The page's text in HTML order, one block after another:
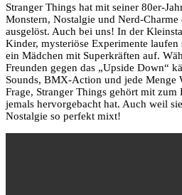
Stranger Things hat mit seiner 80er-
Monstern, Nostalgie und Nerd-
ausgelöst. Auch bei uns! In der
Kinder, mysteriöse Experimente
ein Mädchen mit Superkräften auf.
Freunden gegen das „Upside Down“
Sounds, BMX-Action und jede Menge
Frage, Stranger Things gehört mit zum
jemals hervorgebacht hat. Auch weil
Nostalgie so perfekt mixt!